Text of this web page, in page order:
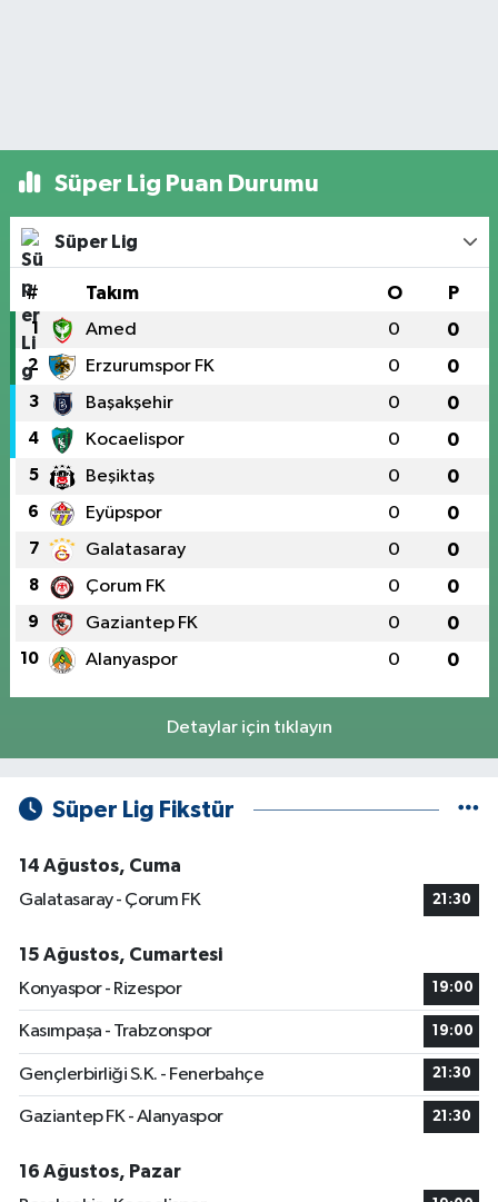
Süper Lig Puan Durumu
Süper Lig
# Takım O P
1 Amed 0 0
2 Erzurumspor FK 0 0
3 Başakşehir 0 0
4 Kocaelispor 0 0
5 Beşiktaş 0 0
6 Eyüpspor 0 0
7 Galatasaray 0 0
8 Çorum FK 0 0
9 Gaziantep FK 0 0
10 Alanyaspor 0 0
Detaylar için tıklayın
Süper Lig Fikstür
14 Ağustos, Cuma
Galatasaray - Çorum FK
21:30
15 Ağustos, Cumartesi
Konyaspor - Rizespor
19:00
Kasımpaşa - Trabzonspor 19:00
Gençlerbirliği S.K. - Fenerbahçe 21:30
Gaziantep FK - Alanyaspor 21:30
16 Ağustos, Pazar